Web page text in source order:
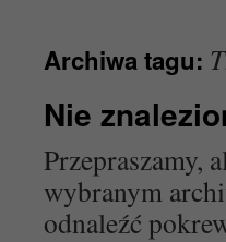
Archiwa tagu:
Nie
Przepraszamy,
wybranym
odnaleźć